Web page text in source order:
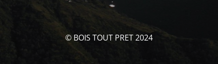
© BOIS TOUT PRET 2024